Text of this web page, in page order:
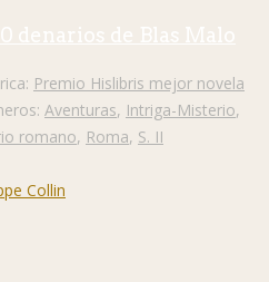
denarios de Blas Malo
Premio Hislibris mejor novela
Aventuras, Intriga-Misterio,
romano, Roma, S. II